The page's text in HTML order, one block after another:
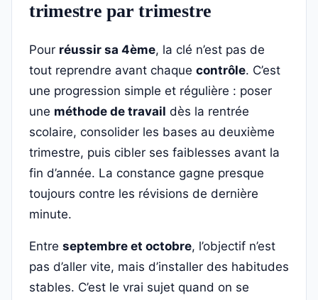
trimestre par trimestre
Pour réussir sa 4ème, la clé n’est pas de
tout reprendre avant chaque contrôle. C’est
une progression simple et régulière : poser
une méthode de travail dès la rentrée
scolaire, consolider les bases au deuxième
trimestre, puis cibler ses faiblesses avant la
fin d’année. La constance gagne presque
toujours contre les révisions de dernière
minute.
Entre septembre et octobre, l’objectif n’est
pas d’aller vite, mais d’installer des habitudes
stables. C’est le vrai sujet quand on se